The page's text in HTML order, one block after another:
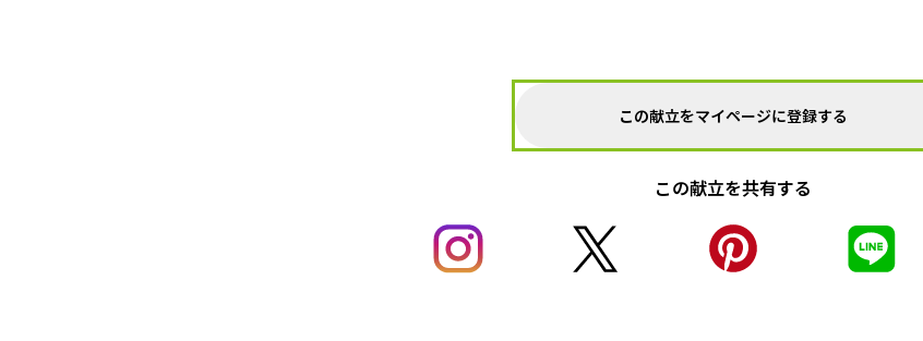
この献立をマイページに登録する
この献立を共有する